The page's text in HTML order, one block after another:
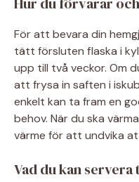
För att bevara din
tätt försluten flaska i
upp till två veckor. Om
att frysa in saften i
enkelt kan ta fram en
behov. När du ska
värme för att undvika
Vad du kan servera